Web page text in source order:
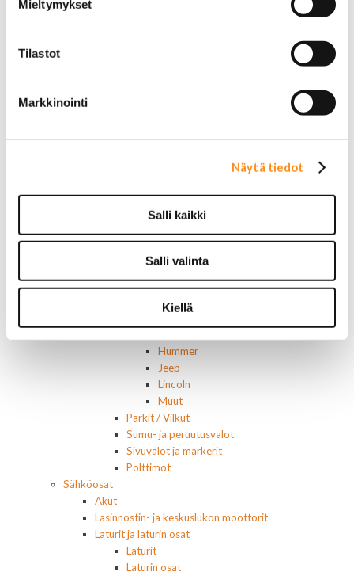
Mieltymykset
Tilastot
Markkinointi
Näytä tiedot
Salli kaikki
Salli valinta
Kiellä
Takavalot
Cadillac
Corvette
Chrysler
Dodge
Hummer
Jeep
Lincoln
Muut
Parkit / Vilkut
Sumu- ja peruutusvalot
Sivuvalot ja markerit
Polttimot
Sähköosat
Akut
Lasinnostin- ja keskuslukon moottorit
Laturit ja laturin osat
Laturit
Laturin osat